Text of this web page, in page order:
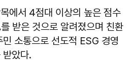
에서 4점대 이상의 높은 점수
받은 것으로 알려졌으며 친환
소통으로 선도적 ESG 경영
받았다.